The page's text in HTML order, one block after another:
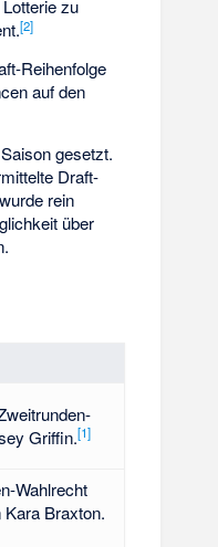
zu
[2]
Reihenfolge
auf den
gesetzt.
Draft-
rein
über
Griffin.[1]
Wahlrecht
Kara Braxton.